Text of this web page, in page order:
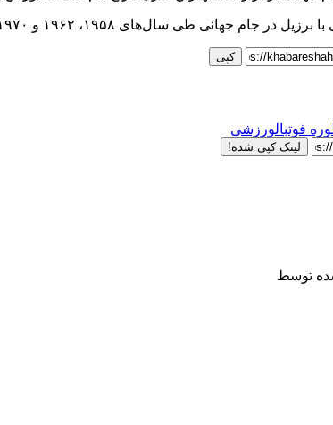
سال‌های ۱۹۵۸، ۱۹۶۲ و ۱۹۷۰ از جمله افتخارات این بازیکن بزرگ بود.
کپی
فوتبالورزشی
لینک کپی شده!
توسط